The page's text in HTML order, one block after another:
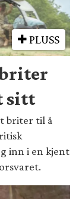
PLUSS
briter
sitt
briter til å
inn i en kjent